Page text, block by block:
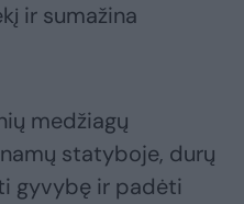
ir sumažina
medžiagų
statyboje, durų
gyvybę ir padėti